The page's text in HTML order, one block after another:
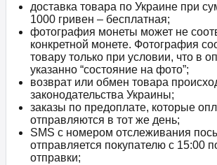
доставка товара по Украине при
1000 гривен – бесплатная;
фотография монеты может не
конкретной монете. Фотография
товару только при условии, что в
указанно “состояние на фото”;
возврат или обмен товара
законодательства Украины;
заказы по предоплате, которые
отправляются в тот же день;
SMS с номером отслеживания
отправляется покупателю с 15:00
отправки;